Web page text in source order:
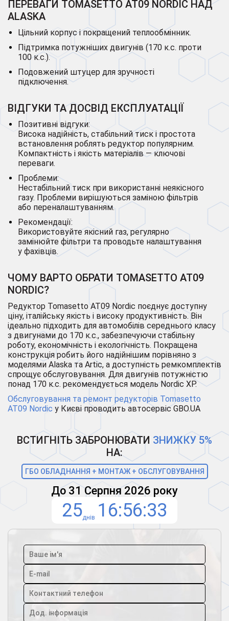
ПЕРЕВАГИ TOMASETTO AT09 NORDIC НАД
ALASKA
Цільний корпус і покращений теплообмінник.
Підтримка потужніших двигунів (170 к.с. проти
100 к.с.).
Подовжений штуцер для зручності
підключення.
ВІДГУКИ ТА ДОСВІД ЕКСПЛУАТАЦІЇ
Позитивні відгуки:
Висока надійність, стабільний тиск і простота
встановлення роблять редуктор популярним.
Компактність і якість матеріалів — ключові
переваги.
Проблеми:
Нестабільний тиск при використанні неякісного
газу. Проблеми вирішуються заміною фільтрів
або переналаштуванням.
Рекомендації:
Використовуйте якісний газ, регулярно
замінюйте фільтри та проводьте налаштування
у фахівців.
ЧОМУ ВАРТО ОБРАТИ TOMASETTO AT09
NORDIC?
Редуктор Tomasetto AT09 Nordic поєднує доступну
ціну, італійську якість і високу продуктивність. Він
ідеально підходить для автомобілів середнього класу
з двигунами до 170 к.с., забезпечуючи стабільну
роботу, економічність і екологічність. Покращена
конструкція робить його надійнішим порівняно з
моделями Alaska та Artic, а доступність ремкомплектів
спрощує обслуговування. Для двигунів потужністю
понад 170 к.с. рекомендується модель Nordic XP.
Обслуговування та ремонт редукторів Tomasetto
AT09 Nordic у Києві проводить автосервіс GBO.UA
ВСТИГНІТЬ ЗАБРОНЮВАТИ ЗНИЖКУ 5%
НА:
ГБО ОБЛАДНАННЯ + МОНТАЖ + ОБСЛУГОВУВАННЯ
До 31 Серпня 2026 року
25днів 16 56 32